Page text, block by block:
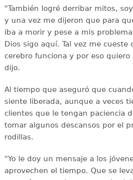
"También logré derribar mitos,
y una vez me dijeron que para
iba a morir y pese a mis
Dios sigo aquí. Tal vez me cueste
cerebro funciona y por eso
dijo.
Al tiempo que aseguró que
siente liberada, aunque a veces
clientes que le tengan paciencia
tomar algunos descansos por el
rodillas.
"Yo le doy un mensaje a los
aprovechen el tiempo. Que se